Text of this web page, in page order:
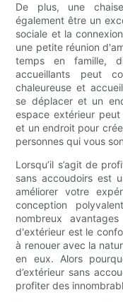
De plus, une
également être un
sociale et la
une petite réunion
temps en famille,
accueillants peut
chaleureuse et
se déplacer et un
espace extérieur
et un endroit pour
personnes qui vous
Lorsqu’il s’agit de
sans accoudoirs est
améliorer votre
conception
nombreux
d'extérieur est le
à renouer avec la
en eux. Alors
d’extérieur sans
profiter des